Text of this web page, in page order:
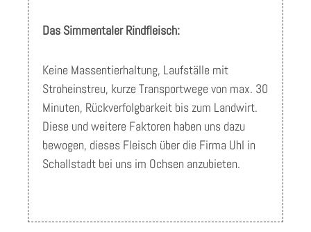
Das Simmentaler Rindfleisch:
Keine Massentierhaltung, Laufställe mit
Stroheinstreu, kurze Transportwege von max. 30
Minuten, Rückverfolgbarkeit bis zum Landwirt.
Diese und weitere Faktoren haben uns dazu
bewogen, dieses Fleisch über die Firma Uhl in
Schallstadt bei uns im Ochsen anzubieten.